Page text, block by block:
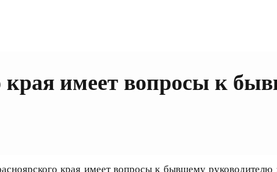
имеет вопросы к
края имеет вопросы к бывшему руководителю